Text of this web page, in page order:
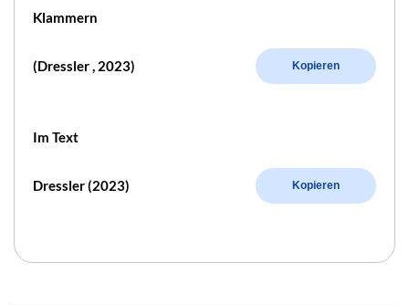
Klammern
(Dressler , 2023) Kopieren
Im Text
Dressler (2023) Kopieren